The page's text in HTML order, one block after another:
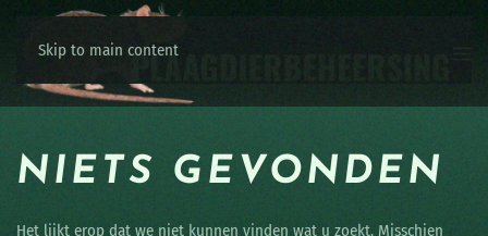
Skip to main content
NIETS GEVONDEN
Het lijkt erop dat we niet kunnen vinden wat u zoekt. Misschien